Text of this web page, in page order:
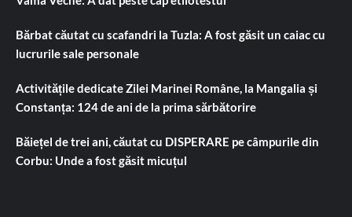
Bărbat căutat cu scafandri la Tuzla: A fost găsit un caiac cu
lucrurile sale personale
Activitățile dedicate Zilei Marinei Române, la Mangalia și
Constanța: 124 de ani de la prima sărbătorire
Băiețel de trei ani, căutat cu DISPERARE pe câmpurile din
Corbu: Unde a fost găsit micuțul